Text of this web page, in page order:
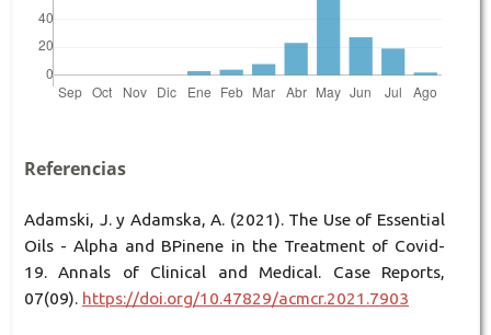
Referencias
Adamski, J. y Adamska, A. (2021). The Use of Essential
Oils - Alpha and ΒPinene in the Treatment of Covid-
19. Annals of Clinical and Medical. Case Reports,
07(09). https://doi.org/10.47829/acmcr.2021.7903